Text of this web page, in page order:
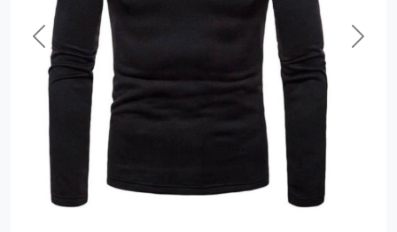
Previous Next